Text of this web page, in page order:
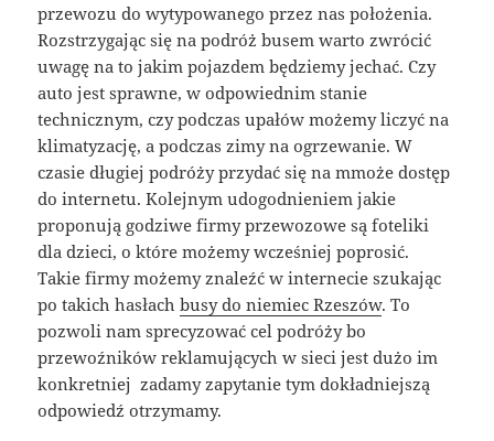
przewozu do wytypowanego przez nas położenia.
Rozstrzygając się na podróż busem warto zwrócić
uwagę na to jakim pojazdem będziemy jechać. Czy
auto jest sprawne, w odpowiednim stanie
technicznym, czy podczas upałów możemy liczyć na
klimatyzację, a podczas zimy na ogrzewanie. W
czasie długiej podróży przydać się na mmoże dostęp
do internetu. Kolejnym udogodnieniem jakie
proponują godziwe firmy przewozowe są foteliki
dla dzieci, o które możemy wcześniej poprosić.
Takie firmy możemy znaleźć w internecie szukając
po takich hasłachbusy do niemiec Rzeszów. To
pozwoli nam sprecyzować cel podróży bo
przewoźników reklamujących w sieci jest dużo im
konkretniej zadamy zapytanie tym dokładniejszą
odpowiedź otrzymamy.